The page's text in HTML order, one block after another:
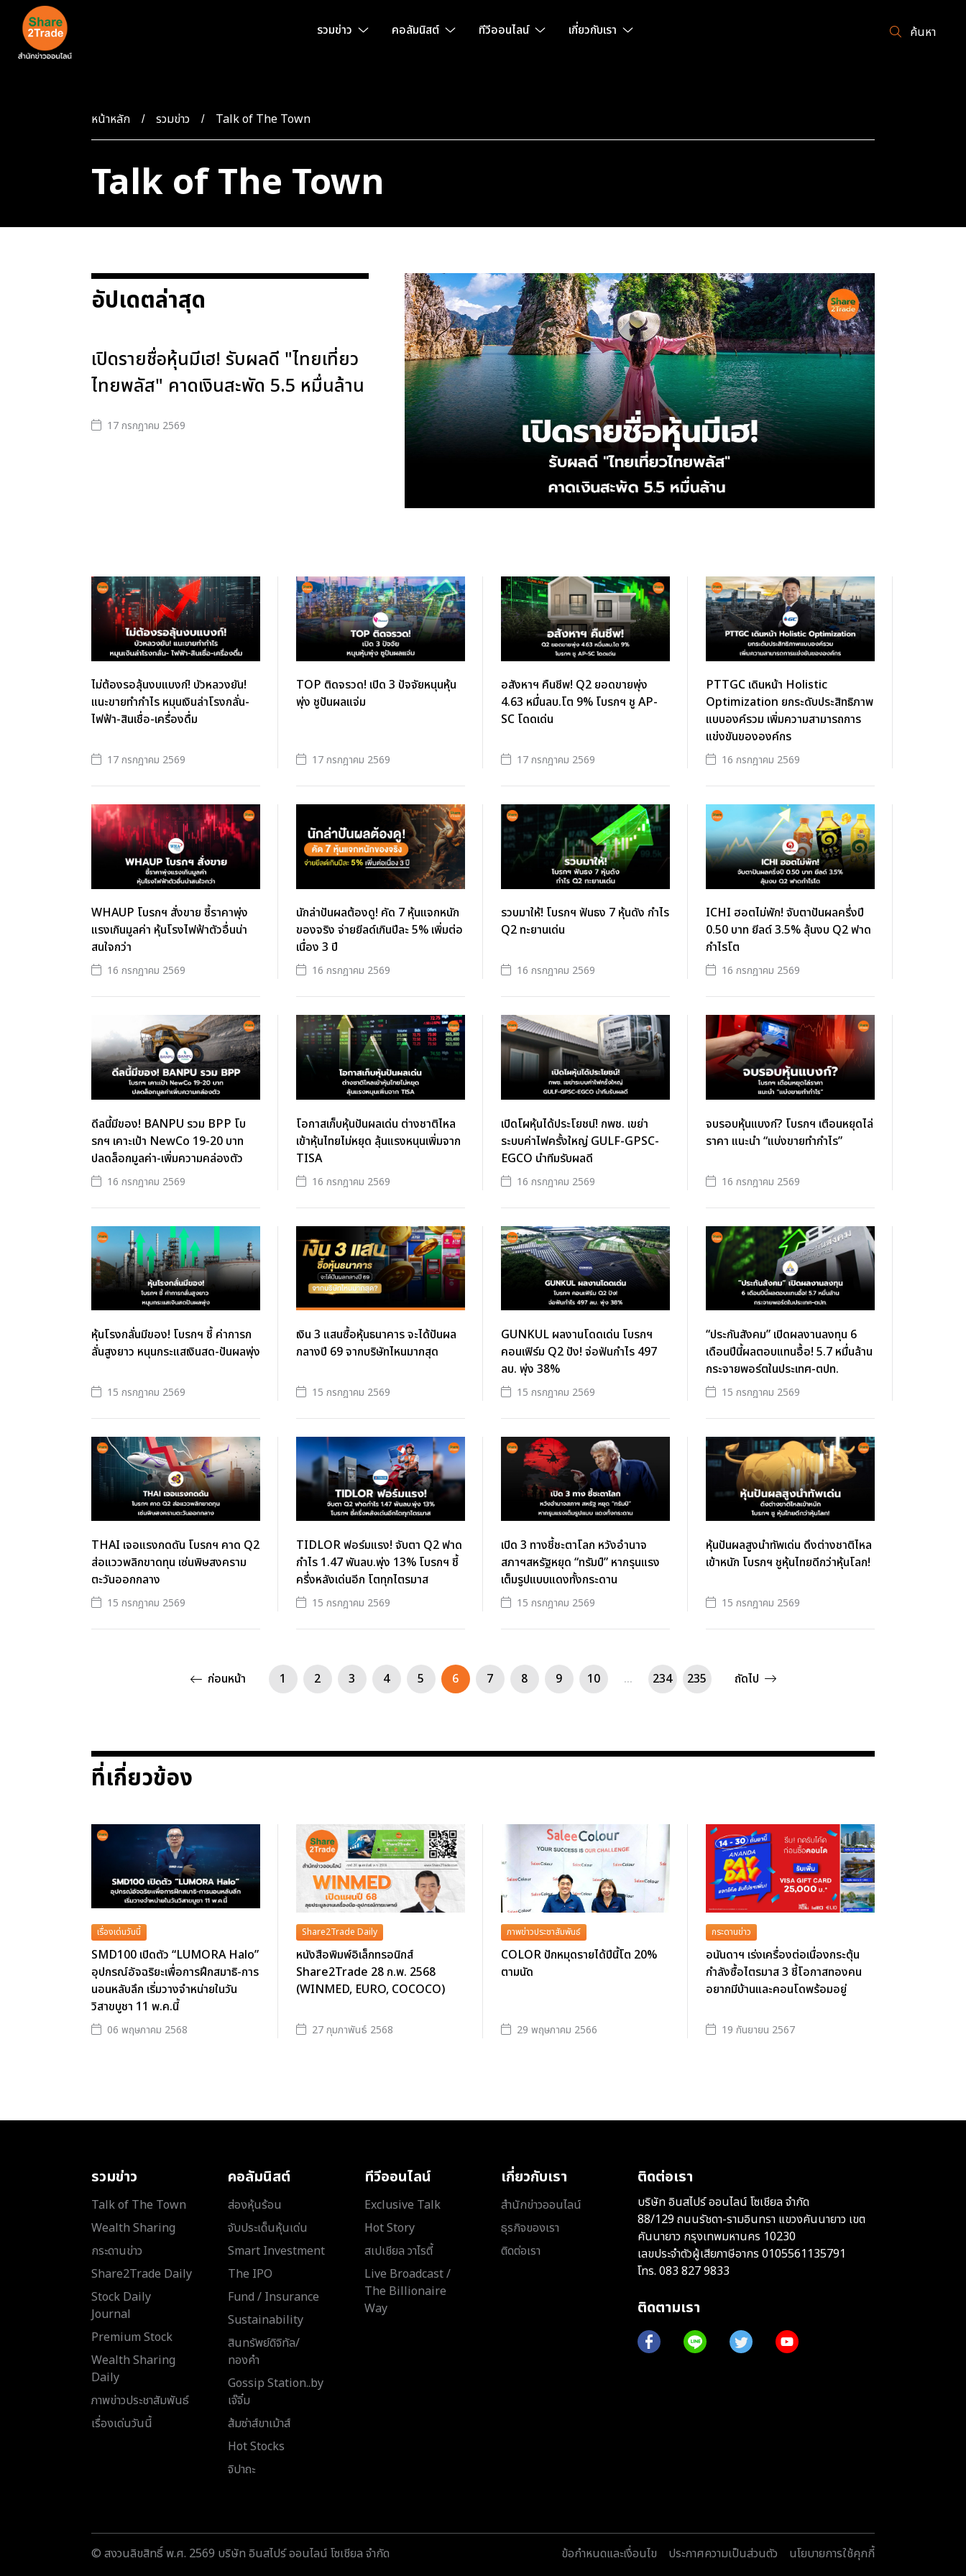
รวมข่าว คอลัมนิสต์ ทีวีออนไลน์ เกี่ยวกับเรา ค้นหา
หน้าหลัก รวมข่าว Talk of The Town
Talk of The Town
อัปเดตล่าสุด
เปิดรายชื่อหุ้นมีเฮ! รับผลดี "ไทยเที่ยว
ไทยพลัส" คาดเงินสะพัด 5.5 หมื่นล้าน
17 กรกฎาคม 2569
ไม่ต้องรอลุ้นงบแบงก์! บัวหลวงยัน!
แนะขายทำกำไร หมุนเงินล่าโรงกลั่น-
ไฟฟ้า-สินเชื่อ-เครื่องดื่ม
17 กรกฎาคม 2569
TOP ติดจรวด! เปิด 3 ปัจจัยหนุนหุ้น
พุ่ง ชูปันผลแจ่ม
17 กรกฎาคม 2569
อสังหาฯ คืนชีพ! Q2 ยอดขายพุ่ง
4.63 หมื่นลบ.โต 9% โบรกฯ ชู AP-
SC โดดเด่น
17 กรกฎาคม 2569
PTTGC เดินหน้า Holistic
Optimization ยกระดับประสิทธิภาพ
แบบองค์รวม เพิ่มความสามารถการ
แข่งขันขององค์กร
16 กรกฎาคม 2569
WHAUP โบรกฯ สั่งขาย ชี้ราคาพุ่ง
แรงเกินมูลค่า หุ้นโรงไฟฟ้าตัวอื่นน่า
สนใจกว่า
16 กรกฎาคม 2569
นักล่าปันผลต้องดู! คัด 7 หุ้นแจกหนัก
ของจริง จ่ายยีลด์เกินปีละ 5% เพิ่มต่อ
เนื่อง 3 ปี
16 กรกฎาคม 2569
รวบมาให้! โบรกฯ ฟันธง 7 หุ้นดัง กำไร
Q2 ทะยานเด่น
16 กรกฎาคม 2569
ICHI ฮอตไม่พัก! จับตาปันผลครึ่งปี
0.50 บาท ยีลด์ 3.5% ลุ้นงบ Q2 ฟาด
กำไรโต
16 กรกฎาคม 2569
ดีลนี้มีของ! BANPU รวม BPP โบ
รกฯ เคาะเป้า NewCo 19-20 บาท
ปลดล็อกมูลค่า-เพิ่มความคล่องตัว
16 กรกฎาคม 2569
โอกาสเก็บหุ้นปันผลเด่น ต่างชาติไหล
เข้าหุ้นไทยไม่หยุด ลุ้นแรงหนุนเพิ่มจาก
TISA
16 กรกฎาคม 2569
เปิดโผหุ้นได้ประโยชน์! กพช. เขย่า
ระบบค่าไฟครั้งใหญ่ GULF-GPSC-
EGCO นำทีมรับผลดี
16 กรกฎาคม 2569
จบรอบหุ้นแบงก์? โบรกฯ เตือนหยุดไล่
ราคา แนะนำ “แบ่งขายทำกำไร”
16 กรกฎาคม 2569
หุ้นโรงกลั่นมีของ! โบรกฯ ชี้ ค่าการก
ลั่นสูงยาว หนุนกระแสเงินสด-ปันผลพุ่ง
15 กรกฎาคม 2569
เงิน 3 แสนซื้อหุ้นธนาคาร จะได้ปันผล
กลางปี 69 จากบริษัทไหนมากสุด
15 กรกฎาคม 2569
GUNKUL ผลงานโดดเด่น โบรกฯ
คอนเฟิร์ม Q2 ปัง! จ่อฟันกำไร 497
ลบ. พุ่ง 38%
15 กรกฎาคม 2569
“ประกันสังคม” เปิดผลงานลงทุน 6
เดือนปีนี้ผลตอบแทนอื้อ! 5.7 หมื่นล้าน
กระจายพอร์ตในประเทศ-ตปท.
15 กรกฎาคม 2569
THAI เจอแรงกดดัน โบรกฯ คาด Q2
ส่อแววพลิกขาดทุน เซ่นพิษสงคราม
ตะวันออกกลาง
15 กรกฎาคม 2569
TIDLOR ฟอร์มแรง! จับตา Q2 ฟาด
กำไร 1.47 พันลบ.พุ่ง 13% โบรกฯ ชี้
ครึ่งหลังเด่นอีก โตทุกไตรมาส
15 กรกฎาคม 2569
เปิด 3 ทางชี้ชะตาโลก หวังอำนาจ
สภาฯสหรัฐหยุด “ทรัมป์” หากรุนแรง
เต็มรูปแบบแดงทั้งกระดาน
15 กรกฎาคม 2569
หุ้นปันผลสูงนำทัพเด่น ดึงต่างชาติไหล
เข้าหนัก โบรกฯ ชูหุ้นไทยดีกว่าหุ้นโลก!
15 กรกฎาคม 2569
ก่อนหน้า 1 2 3 4 5 6 7 8 9 10 ... 234 235 ถัดไป
ที่เกี่ยวข้อง
เรื่องเด่นวันนี้
SMD100 เปิดตัว “LUMORA Halo”
อุปกรณ์อัจฉริยะเพื่อการฝึกสมาธิ-การ
นอนหลับลึก เริ่มวางจำหน่ายในวัน
วิสาขบูชา 11 พ.ค.นี้
06 พฤษภาคม 2568
Share2Trade Daily
หนังสือพิมพ์อิเล็กทรอนิกส์
Share2Trade 28 ก.พ. 2568
(WINMED, EURO, COCOCO)
27 กุมภาพันธ์ 2568
ภาพข่าวประชาสัมพันธ์
COLOR ปักหมุดรายได้ปีนี้โต 20%
ตามนัด
29 พฤษภาคม 2566
กระดานข่าว
อนันดาฯ เร่งเครื่องต่อเนื่องกระตุ้น
กำลังซื้อไตรมาส 3 ชี้โอกาสทองคน
อยากมีบ้านและคอนโดพร้อมอยู่
19 กันยายน 2567
รวมข่าว
Talk of The Town
Wealth Sharing
กระดานข่าว
Share2Trade Daily
Stock Daily
Journal
Premium Stock
Wealth Sharing
Daily
ภาพข่าวประชาสัมพันธ์
เรื่องเด่นวันนี้
คอลัมนิสต์
ส่องหุ้นร้อน
จับประเด็นหุ้นเด่น
Smart Investment
The IPO
Fund / Insurance
Sustainability
สินทรัพย์ดิจิทัล/
ทองคำ
Gossip Station..by
เจ๊จิ๋ม
ส้มซ่าส์ขาเม้าส์
Hot Stocks
จิปาถะ
ทีวีออนไลน์
Exclusive Talk
Hot Story
สเปเชียล วาไรตี้
Live Broadcast /
The Billionaire
Way
เกี่ยวกับเรา
สำนักข่าวออนไลน์
ธุรกิจของเรา
ติดต่อเรา
ติดต่อเรา
บริษัท อินสไปร์ ออนไลน์ โซเชียล จำกัด
88/129 ถนนรัชดา-รามอินทรา แขวงคันนายาว เขต
คันนายาว กรุงเทพมหานคร 10230
เลขประจำตัวผู้เสียภาษีอากร 0105561135791
โทร. 083 827 9833
ติดตามเรา
© สงวนลิขสิทธิ์ พ.ศ. 2569 บริษัท อินสไปร์ ออนไลน์ โซเชียล จำกัด ข้อกำหนดและเงื่อนไข ประกาศความเป็นส่วนตัว นโยบายการใช้คุกกี้